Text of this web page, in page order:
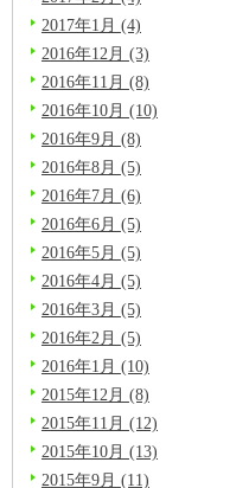
2017年1月 (4)
2016年12月 (3)
2016年11月 (8)
2016年10月 (10)
2016年9月 (8)
2016年8月 (5)
2016年7月 (6)
2016年6月 (5)
2016年5月 (5)
2016年4月 (5)
2016年3月 (5)
2016年2月 (5)
2016年1月 (10)
2015年12月 (8)
2015年11月 (12)
2015年10月 (13)
2015年9月 (11)